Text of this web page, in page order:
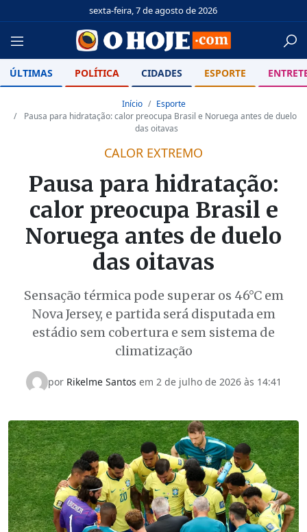
sexta-feira, 7 de agosto de 2026
ÚLTIMAS POLÍTICA CIDADES ESPORTE
Início
Esporte
Pausa para hidratação: calor preocupa Brasil e Noruega antes de duelo
das oitavas
CALOR EXTREMO
Pausa para hidratação:
calor preocupa Brasil e
Noruega antes de duelo
das oitavas
Sensação térmica pode superar os 46°C em
Nova Jersey, e partida será disputada em
estádio sem cobertura e sem sistema de
climatização
por Rikelme Santos em 2 de julho de 2026 às 14:41